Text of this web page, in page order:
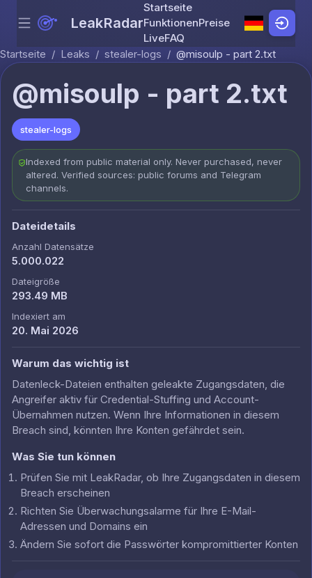
Skip to content
Menu LeakRadar
Startseite
FunktionenPreise
LiveFAQ
Startseite / Leaks / stealer-logs / @misoulp - part 2.txt
@misoulp - part 2.txt
stealer-logs
Indexed from public material only. Never purchased, never
altered. Verified sources: public forums and Telegram
channels.
Dateidetails
Anzahl Datensätze
5.000.022
Dateigröße
293.49 MB
Indexiert am
20. Mai 2026
Warum das wichtig ist
Datenleck-Dateien enthalten geleakte Zugangsdaten, die
Angreifer aktiv für Credential-Stuffing und Account-
Übernahmen nutzen. Wenn Ihre Informationen in diesem
Breach sind, könnten Ihre Konten gefährdet sein.
Was Sie tun können
Prüfen Sie mit LeakRadar, ob Ihre Zugangsdaten in diesem
Breach erscheinen
Richten Sie Überwachungsalarme für Ihre E-Mail-
Adressen und Domains ein
Ändern Sie sofort die Passwörter kompromittierter Konten